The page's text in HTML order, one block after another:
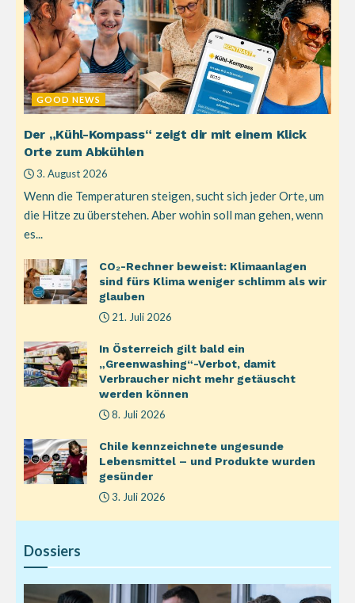
GOOD NEWS
Der „Kühl-Kompass“ zeigt dir mit einem Klick
Orte zum Abkühlen
3. August 2026
Wenn die Temperaturen steigen, sucht sich jeder Orte, um
die Hitze zu überstehen. Aber wohin soll man gehen, wenn
es...
CO₂-Rechner beweist: Klimaanlagen
sind fürs Klima weniger schlimm als wir
glauben
21. Juli 2026
In Österreich gilt bald ein
„Greenwashing“-Verbot, damit
Verbraucher nicht mehr getäuscht
werden können
8. Juli 2026
Chile kennzeichnete ungesunde
Lebensmittel – und Produkte wurden
gesünder
3. Juli 2026
Dossiers